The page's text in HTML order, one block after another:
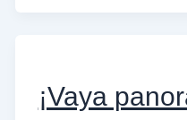
¡Vaya